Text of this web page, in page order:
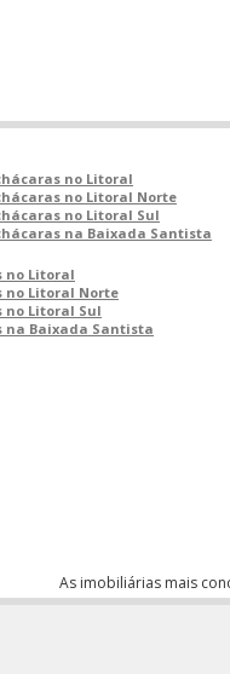
no Litoral
no Litoral Norte
no Litoral Sul
na Baixada Santista
no Litoral
no Litoral Norte
no Litoral Sul
na Baixada Santista
As imobiliárias mais